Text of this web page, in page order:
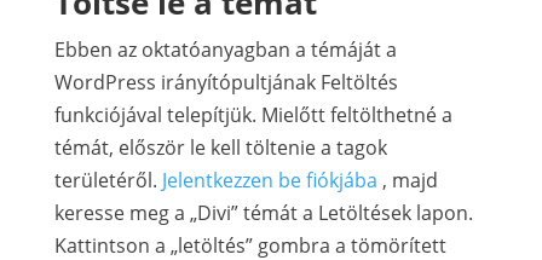
Ebben az oktatóanyagban a témáját a
WordPress irányítópultjának Feltöltés
funkciójával telepítjük. Mielőtt feltölthetné a
témát, először le kell töltenie a tagok
területéről. Jelentkezzen be fiókjába , majd
keresse meg a „Divi” témát a Letöltések lapon.
Kattintson a „letöltés” ​​gombra a tömörített